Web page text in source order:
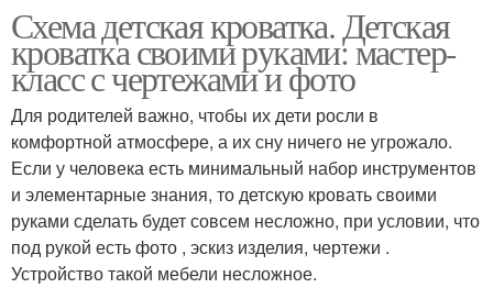
Схема детская кроватка. Детская
кроватка своими руками: мастер-
класс с чертежами и фото
Для родителей важно, чтобы их дети росли в
комфортной атмосфере, а их сну ничего не угрожало.
Если у человека есть минимальный набор инструментов
и элементарные знания, то детскую кровать своими
руками сделать будет совсем несложно, при условии, что
под рукой есть фото , эскиз изделия, чертежи .
Устройство такой мебели несложное.